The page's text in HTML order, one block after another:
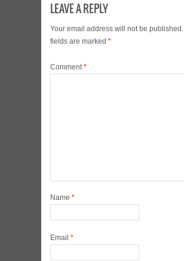
LEAVE A REPLY
Your email address will not be published.
fields are marked *
Comment*
Name *
Email *